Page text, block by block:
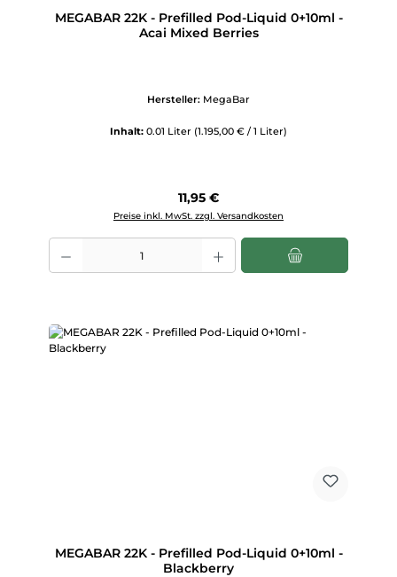
MEGABAR 22K - Prefilled Pod-Liquid 0+10ml -
Acai Mixed Berries
Hersteller: MegaBar
Inhalt: 0.01 Liter (1.195,00 € / 1 Liter)
Regulärer Preis:
11,95 €
Preise inkl. MwSt. zzgl. Versandkosten
Produkt Anzahl: Gib den gewünschten Wert ein oder benutze die
MEGABAR 22K - Prefilled Pod-Liquid 0+10ml -
Blackberry